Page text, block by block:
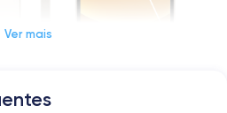
e peso do iPhone 12
Ver mais